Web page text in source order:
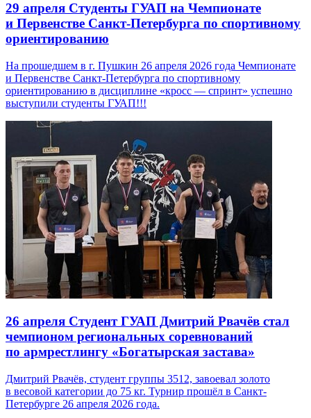
29 апреля Студенты ГУАП на Чемпионате
и Первенстве Санкт-Петербурга по спортивному
ориентированию
На прошедшем в г. Пушкин 26 апреля 2026 года Чемпионате
и Первенстве Санкт-Петербурга по спортивному
ориентированию в дисциплине «кросс — спринт» успешно
выступили студенты ГУАП!!!
26 апреля Студент ГУАП Дмитрий Рвачёв стал
чемпионом региональных соревнований
по армрестлингу «Богатырская застава»
Дмитрий Рвачёв, студент группы 3512, завоевал золото
в весовой категории до 75 кг. Турнир прошёл в Санкт-
Петербурге 26 апреля 2026 года.